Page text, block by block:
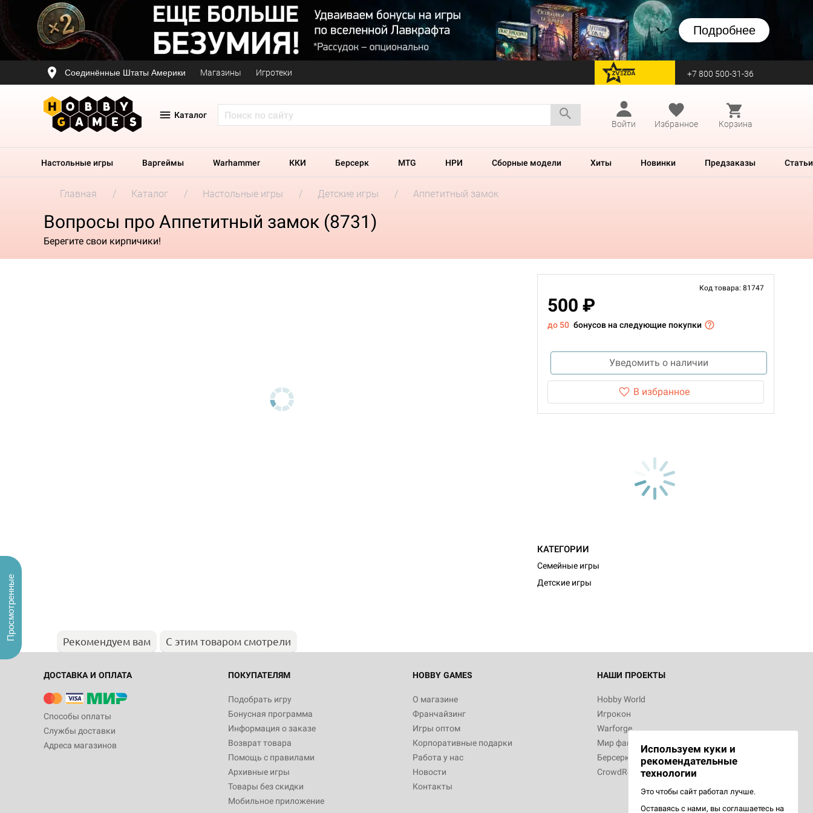
Подробнее
Соединённые Штаты Америки Магазины Игротеки перейти на Zvezda +7 800 500-31-36
Каталог
Войти
Избранное Корзина
Настольные игры Варгеймы Warhammer ККИ Берсерк MTG НРИ Сборные модели Хиты Новинки Предзаказы Статьи
Главная Каталог Настольные игры Детские игры Аппетитный замок
Вопросы про Аппетитный замок (8731)
Берегите свои кирпичики!
Код товара: 81747
500 ₽
до 50 бонусов на следующие покупки
Уведомить о наличии
В избранное
КАТЕГОРИИ
Семейные игры
Детские игры
Рекомендуем вам С этим товаром смотрели
ДОСТАВКА И ОПЛАТА
Способы оплаты
Службы доставки
Адреса магазинов
ПОКУПАТЕЛЯМ
Подобрать игру
Бонусная программа
Информация о заказе
Возврат товара
Помощь с правилами
Архивные игры
Товары без скидки
Мобильное приложение
HOBBY GAMES
О магазине
Франчайзинг
Игры оптом
Корпоративные подарки
Работа у нас
Новости
Контакты
НАШИ ПРОЕКТЫ
Hobby World
Игрокон
Warforge
Мир фантастики
Берсерк
CrowdRepublic
Используем куки и
рекомендательные
технологии
Это чтобы сайт работал лучше.
Оставаясь с нами, вы соглашаетесь на
Просмотренные
Настольная игра Hobby World Монстры
Белая смерть
12 990
Настольная игра Hobby World Берсерк.
3 490